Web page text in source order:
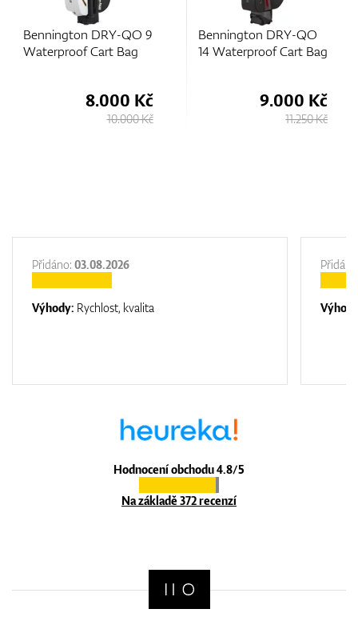
QO 9
Bag
Bennington DRY-QO
14 Waterproof Cart Bag
Bennington
14 Waterproof
Hodnocení obchodu 4.8/5
Na základě 372 recenzí
Přidáno: 03.08.2026
Výhody: Rychlost, kvalita